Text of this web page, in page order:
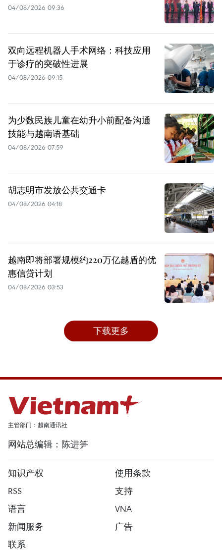
04/08/2026 09:36
双向远程机器人手术网络：科技应用
于诊疗的突破性进展
04/08/2026 09:15
为少数民族儿童在幼升小前配备沟通
技能与越南语基础
04/08/2026 07:59
胡志明市发放公共交通卡
04/08/2026 04:18
越南即将部署规模约220万亿越盾的优
惠信贷计划
04/08/2026 03:53
下载更多
主管部门：越南通讯社
网站总编辑：陈进笋
知识产权
使用条款
RSS
支持
语言
VNA
新闻服务
广告
联系